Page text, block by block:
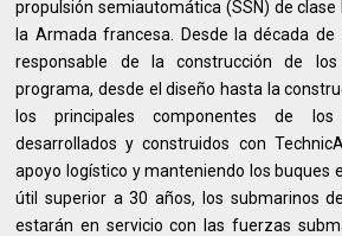
propulsión semiautomática (SSN) de clase
la Armada francesa. Desde la década de
responsable de la construcción de
programa, desde el diseño hasta la
los principales componentes de los
desarrollados y construidos con
apoyo logístico y manteniendo los buques
útil superior a 30 años, los submarinos
estarán en servicio con las fuerzas